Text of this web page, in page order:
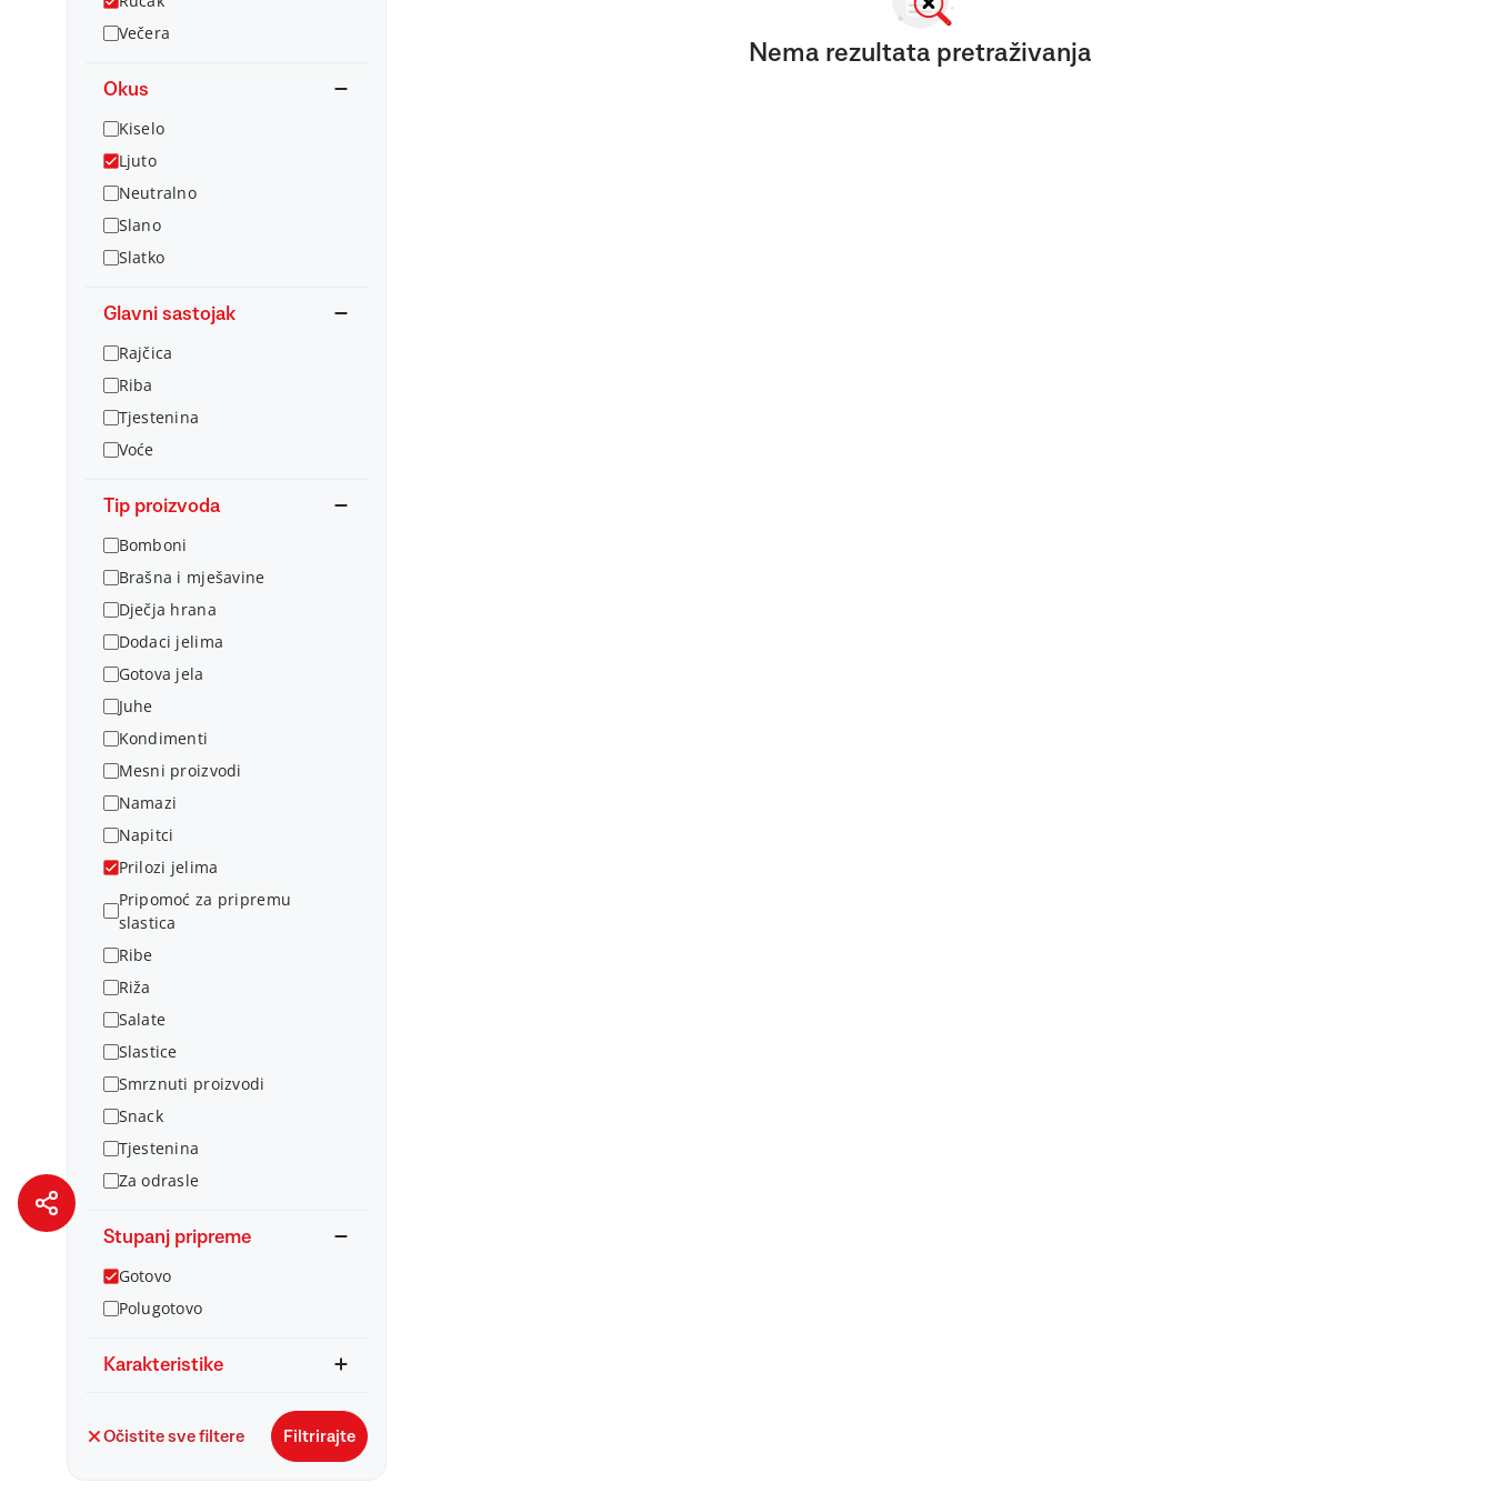
Večera
Okus
Kiselo
Ljuto
Neutralno
Slano
Slatko
Glavni sastojak
Rajčica
Riba
Tjestenina
Voće
Tip proizvoda
Bomboni
Brašna i mješavine
Dječja hrana
Dodaci jelima
Gotova jela
Juhe
Kondimenti
Mesni proizvodi
Namazi
Napitci
Prilozi jelima
Pripomoć za pripremu
slastica
Ribe
Riža
Salate
Slastice
Smrznuti proizvodi
Snack
Tjestenina
Za odrasle
Stupanj pripreme
Gotovo
Polugotovo
Karakteristike
Očistite sve filtere Filtrirajte
Nema rezultata pretraživanja